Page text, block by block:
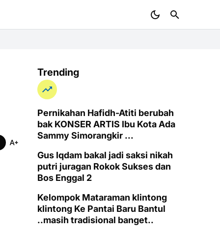
Trending
Pernikahan Hafidh-Atiti berubah
bak KONSER ARTIS Ibu Kota Ada
Sammy Simorangkir ...
Gus Iqdam bakal jadi saksi nikah
putri juragan Rokok Sukses dan
Bos Enggal 2
Kelompok Mataraman klintong
klintong Ke Pantai Baru Bantul
..masih tradisional banget..